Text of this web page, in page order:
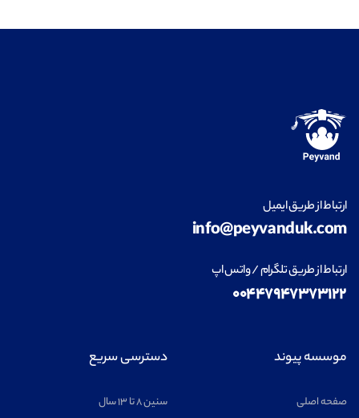
ارتباط از طریق ایمیل
info@peyvanduk.com
ارتباط از طریق تلگرام / واتس اپ
۰۰۴۴۷۹۴۷۳۷۳۱۲۲
موسسه پیوند
صفحه اصلی
دسترسی سریع
سنین ۸ تا ۱۳ سال